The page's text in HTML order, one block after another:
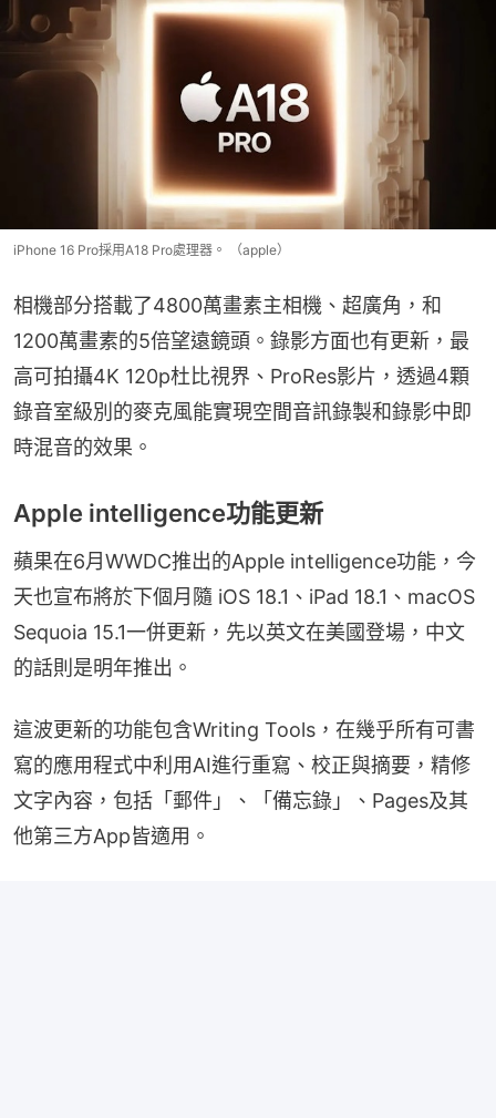
iPhone 16 Pro採用A18 Pro處理器。 （apple）
相機部分搭載了4800萬畫素主相機、超廣角，和
1200萬畫素的5倍望遠鏡頭。錄影方面也有更新，最
高可拍攝4K 120p杜比視界、ProRes影片，透過4顆
錄音室級別的麥克風能實現空間音訊錄製和錄影中即
時混音的效果。
Apple intelligence功能更新
蘋果在6月WWDC推出的Apple intelligence功能，今
天也宣布將於下個月隨 iOS 18.1、iPad 18.1、macOS
Sequoia 15.1一併更新，先以英文在美國登場，中文
的話則是明年推出。
這波更新的功能包含Writing Tools，在幾乎所有可書
寫的應用程式中利用AI進行重寫、校正與摘要，精修
文字內容，包括「郵件」、「備忘錄」、Pages及其
他第三方App皆適用。